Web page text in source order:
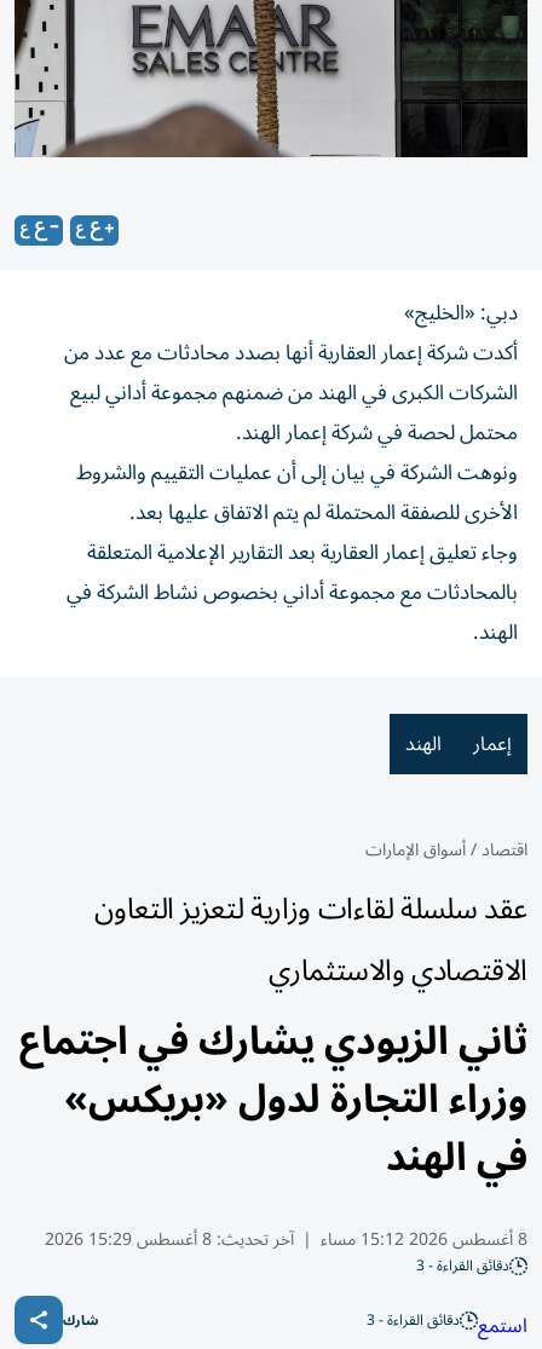
دبي: «الخليج»
أكدت شركة إعمار العقارية أنها بصدد محادثات مع عدد من
الشركات الكبرى في الهند من ضمنهم مجموعة أداني لبيع
محتمل لحصة في شركة إعمار الهند.
ونوهت الشركة في بيان إلى أن عمليات التقييم والشروط
الأخرى للصفقة المحتملة لم يتم الاتفاق عليها بعد.
وجاء تعليق إعمار العقارية بعد التقارير الإعلامية المتعلقة
بالمحادثات مع مجموعة أداني بخصوص نشاط الشركة في
الهند.
إعمار الهند
اقتصاد/أسواق الإمارات
عقد سلسلة لقاءات وزارية لتعزيز التعاون
الاقتصادي والاستثماري
ثاني الزيودي يشارك في اجتماع
وزراء التجارة لدول «بريكس»
في الهند
8 أغسطس 2026 15:12 مساء | آخر تحديث:8 أغسطس 15:29 2026
دقائق القراءة - 3
استمع دقائق القراءة - 3 شارك